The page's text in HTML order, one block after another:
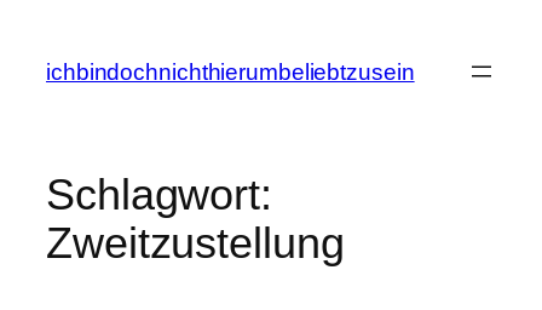
springen
ichbindochnichthierumbeliebtzusein
Schlagwort:
Zweitzustellung